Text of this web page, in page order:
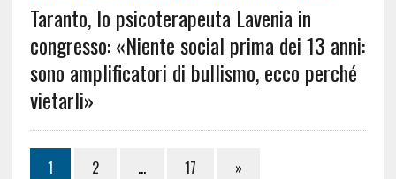
Taranto, lo psicoterapeuta Lavenia in
congresso: «Niente social prima dei 13 anni:
sono amplificatori di bullismo, ecco perché
vietarli»
1 2 … 17 »